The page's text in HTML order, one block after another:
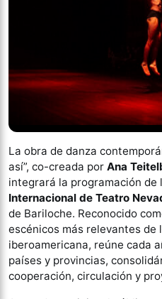
La obra de danza
así”, co-creada por Ana
integrará la programación de
Internacional de Teatro
de Bariloche. Reconocido
escénicos más relevantes de
iberoamericana, reúne cada
países y provincias,
cooperación, circulación y